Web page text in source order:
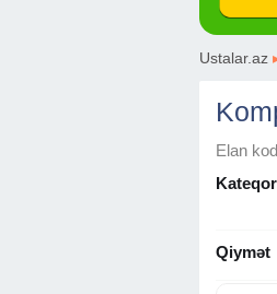
Ustalar.az
Elan
Qiymət